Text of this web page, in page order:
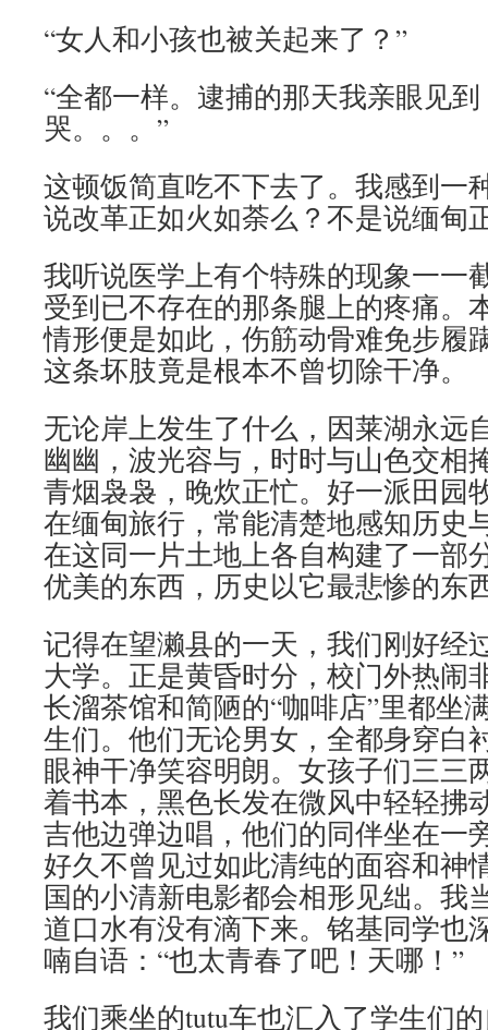
“女人和小孩也被关起来了？”
“全都一样。逮捕的那天我亲眼见
哭。。。”
这顿饭简直吃不下去了。我感到一
说改革正如火如荼么？不是说缅甸
我听说医学上有个特殊的现象一一
受到已不存在的那条腿上的疼痛。
情形便是如此，伤筋动骨难免步履
这条坏肢竟是根本不曾切除干净。
无论岸上发生了什么，因莱湖永远
幽幽，波光容与，时时与山色交相
青烟袅袅，晚炊正忙。好一派田园
在缅甸旅行，常能清楚地感知历史
在这同一片土地上各自构建了一部
优美的东西，历史以它最悲惨的东
记得在望濑县的一天，我们刚好经
大学。正是黄昏时分，校门外热闹
长溜茶馆和简陋的“咖啡店”里都坐
生们。他们无论男女，全都身穿白
眼神干净笑容明朗。女孩子们三三
着书本，黑色长发在微风中轻轻拂
吉他边弹边唱，他们的同伴坐在一
好久不曾见过如此清纯的面容和神
国的小清新电影都会相形见绌。我
道口水有没有滴下来。铭基同学也
喃自语：“也太青春了吧！天哪！”
我们乘坐的tutu车也汇入了学生们